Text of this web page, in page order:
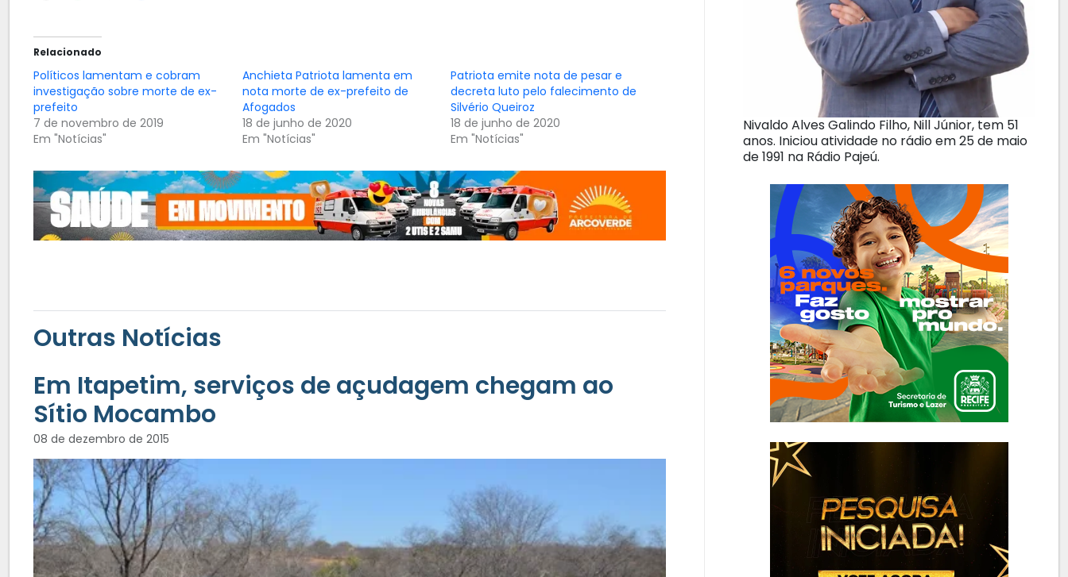
Relacionado
Políticos lamentam e cobram
investigação sobre morte de ex-
prefeito
7 de novembro de 2019
Em "Notícias"
Anchieta Patriota lamenta em
nota morte de ex-prefeito de
Afogados
18 de junho de 2020
Em "Notícias"
Patriota emite nota de pesar e
decreta luto pelo falecimento de
Silvério Queiroz
18 de junho de 2020
Em "Notícias"
Outras Notícias
Em Itapetim, serviços de açudagem chegam ao
Sítio Mocambo
08 de dezembro de 2015
Nivaldo Alves Galindo Filho, Nill Júnior, tem 51
anos. Iniciou atividade no rádio em 25 de maio
de 1991 na Rádio Pajeú.